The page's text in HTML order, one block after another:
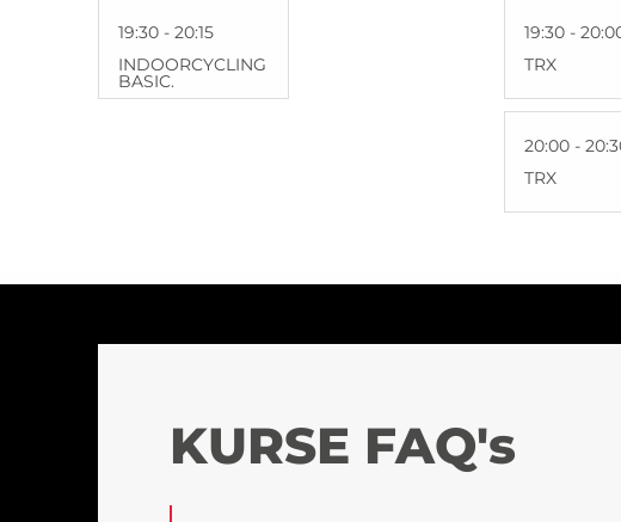
19:30 - 20:15
INDOORCYCLING
BASIC.
19:30 -
TRX
20:00 -
TRX
KURSE FAQ's